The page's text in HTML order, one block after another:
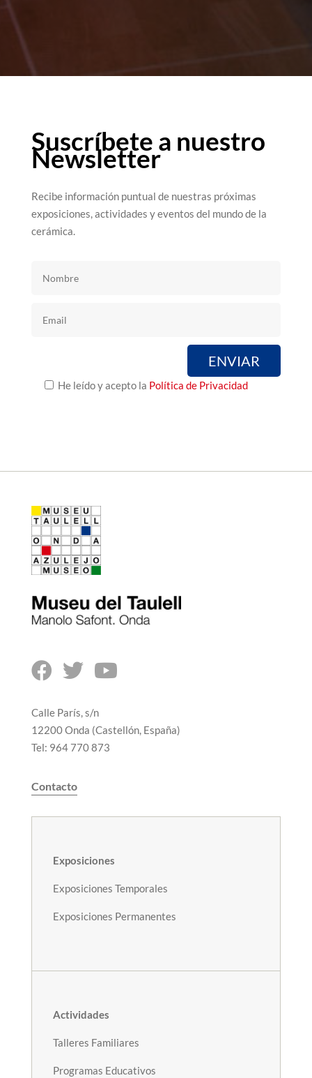
Suscríbete a nuestro
Newsletter
Recibe información puntual de nuestras próximas
exposiciones, actividades y eventos del mundo de la
cerámica.
He leído y acepto la Política de Privacidad
  
Calle París, s/n
12200 Onda (Castellón, España)
Tel: 964 770 873
Contacto
Exposiciones
Exposiciones Temporales
Exposiciones Permanentes
Actividades
Talleres Familiares
Programas Educativos